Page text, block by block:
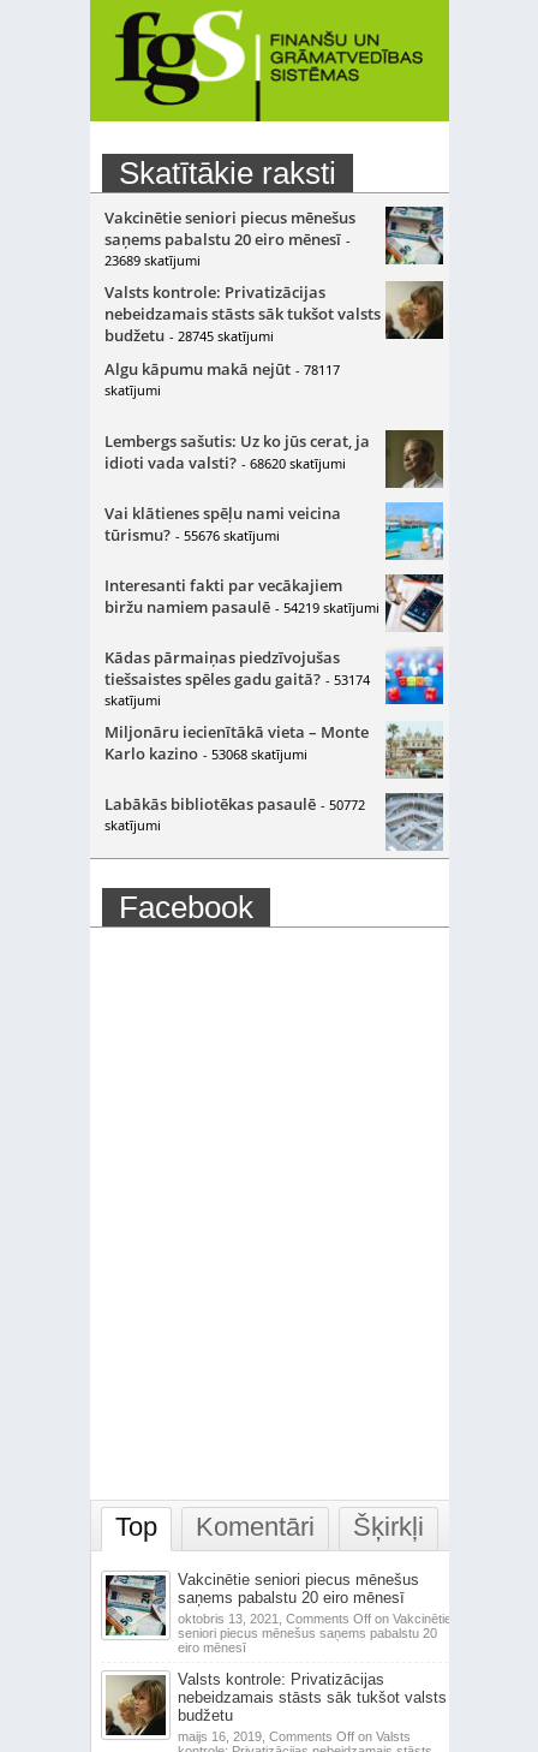
Skatītākie raksti
Vakcinētie seniori piecus mēnešus
saņems pabalstu 20 eiro mēnesī -
23689 skatījumi
Valsts kontrole: Privatizācijas
nebeidzamais stāsts sāk tukšot valsts
budžetu - 28745 skatījumi
Algu kāpumu makā nejūt - 78117
skatījumi
Lembergs sašutis: Uz ko jūs cerat, ja
idioti vada valsti? - 68620 skatījumi
Vai klātienes spēļu nami veicina
tūrismu? - 55676 skatījumi
Interesanti fakti par vecākajiem
biržu namiem pasaulē - 54219 skatījumi
Kādas pārmaiņas piedzīvojušas
tiešsaistes spēles gadu gaitā? - 53174
skatījumi
Miljonāru iecienītākā vieta – Monte
Karlo kazino - 53068 skatījumi
Labākās bibliotēkas pasaulē - 50772
skatījumi
Facebook
Top Komentāri Šķirkļi
Vakcinētie seniori piecus mēnešus
saņems pabalstu 20 eiro mēnesī
oktobris 13, 2021, Comments Offon Vakcinētie
seniori piecus mēnešus saņems pabalstu 20
eiro mēnesī
Valsts kontrole: Privatizācijas
nebeidzamais stāsts sāk tukšot valsts
budžetu
maijs 16, 2019, Comments Offon Valsts